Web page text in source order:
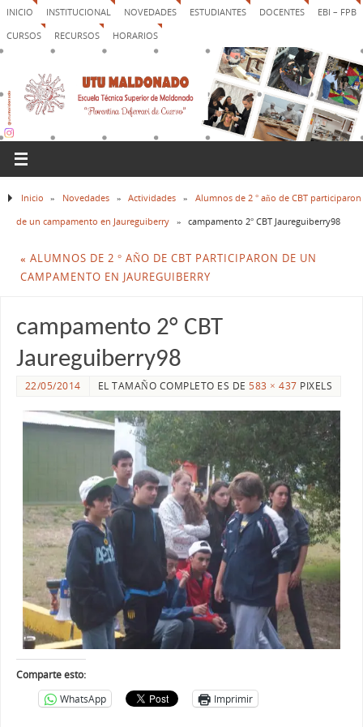
INICIO INSTITUCIONAL NOVEDADES ESTUDIANTES DOCENTES
EBI – FPB
CURSOS
RECURSOS HORARIOS
Inicio » Novedades » Actividades »
Alumnos de 2 ° año de CBT participaron
de un campamento en Jaureguiberry » campamento 2° CBT Jaureguiberry98
« ALUMNOS DE 2 ° AÑO DE CBT PARTICIPARON DE UN
CAMPAMENTO EN JAUREGUIBERRY
campamento 2° CBT
Jaureguiberry98
22/05/2014 EL TAMAÑO COMPLETO ES DE583 × 437 PIXELS
Comparte esto:
WhatsApp
Imprimir